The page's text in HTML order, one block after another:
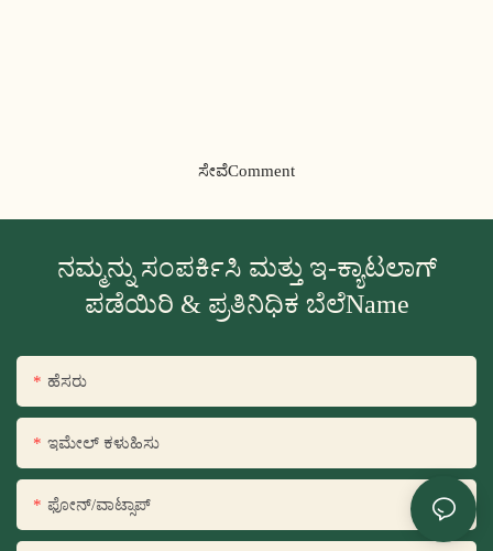
ಸೇವೆComment
ನಮ್ಮನ್ನು ಸಂಪರ್ಕಿಸಿ ಮತ್ತು ಇ-ಕ್ಯಾಟಲಾಗ್
ಪಡೆಯಿರಿ & ಪ್ರತಿನಿಧಿಕ ಬೆಲೆName
ಹೆಸರು
ಇಮೇಲ್ ಕಳುಹಿಸು
ಫೋನ್/ವಾಟ್ಸಾಪ್